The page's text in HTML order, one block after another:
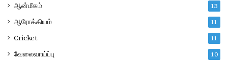
ஆன்மீகம் 13
ஆரோக்கியம் 11
Cricket 11
வேலைவாய்ப்பு 10